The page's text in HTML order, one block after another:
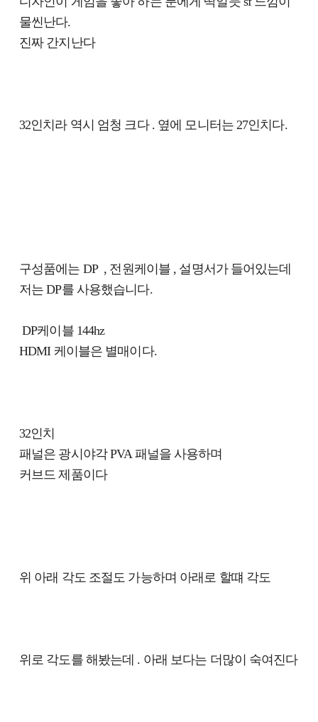
물씬난다.
진짜 간지난다
32인치라 역시 엄청 크다 . 옆에 모니터는 27인치다.
구성품에는 DP , 전원케이블 , 설명서가 들어있는데
저는 DP를 사용했습니다.
DP케이블 144hz
HDMI 케이블은 별매이다.
32인치
패널은 광시야각 PVA 패널을 사용하며
커브드 제품이다
위 아래 각도 조절도 가능하며 아래로 할떄 각도
위로 각도를 해봤는데 . 아래 보다는 더많이 숙여진다